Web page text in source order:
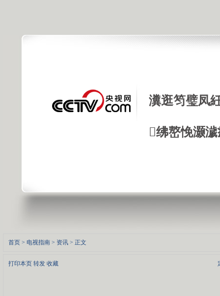
瀵逛笉璧凤
绋嶅悗灏
首页 > 电视指南 > 资讯 > 正文
打印本页 转发 收藏